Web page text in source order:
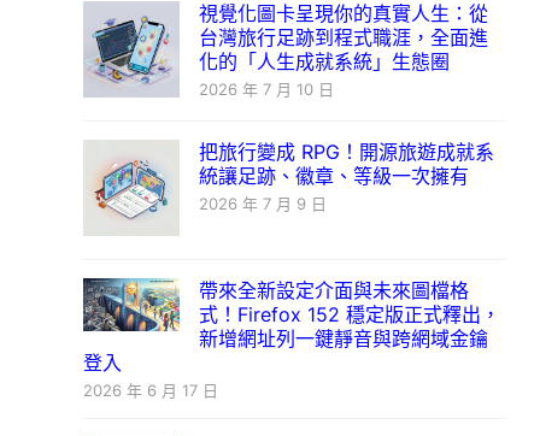
視覺化圖卡呈現你的真實人生：從
台灣旅行足跡到程式職涯，全面進
化的「人生成就系統」生態圈
2026 年 7 月 10 日
把旅行變成 RPG！開源旅遊成就系
統讓足跡、徽章、等級一次擁有
2026 年 7 月 9 日
帶來全新設定介面與未來圖檔格
式！Firefox 152 穩定版正式釋出，
新增網址列一鍵靜音與跨網域金鑰
登入
2026 年 6 月 17 日